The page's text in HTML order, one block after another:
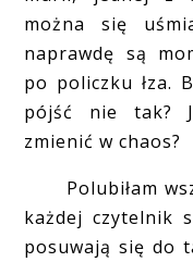
można się
naprawdę są
po policzku łza.
pójść nie tak?
zmienić w chaos?
Polubiłam
każdej czytelnik
posuwają się do